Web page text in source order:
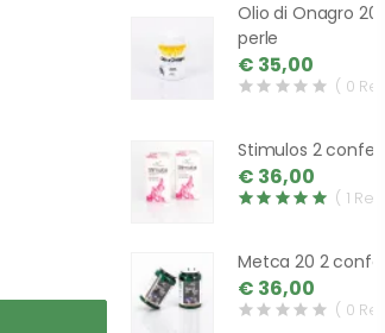
Olio di Onagro
perle
€ 35,00
( 0
Stimulos 2
€ 36,00
( 1
Metca 20 2
€ 36,00
( 0